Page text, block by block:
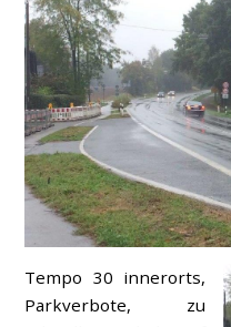
Tempo 30 innerorts,
Parkverbote, zu